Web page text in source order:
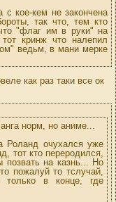
с кое-кем не закончена
так что, тем кто
"флаг им в руки" на
кринж что налепил
ведьм, в мани мерке
как раз таки все ок
норм, но аниме...
Роланд очухался уже
тот кто переродился,
позвать на казнь... Но
пожалуй то тслучай,
только в конце, где